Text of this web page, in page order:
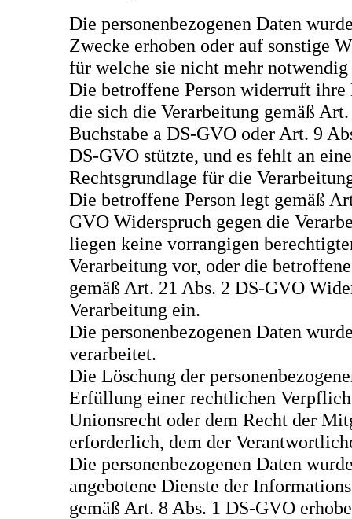
Die personenbezogenen Daten
Zwecke erhoben oder auf sonstige
für welche sie nicht mehr notwendig
Die betroffene Person widerruft
die sich die Verarbeitung gemäß
Buchstabe a DS-GVO oder Art. 9
DS-GVO stützte, und es fehlt an
Rechtsgrundlage für die
Die betroffene Person legt gemäß
GVO Widerspruch gegen die
liegen keine vorrangigen
Verarbeitung vor, oder die
gemäß Art. 21 Abs. 2 DS-GVO
Verarbeitung ein.
Die personenbezogenen Daten
verarbeitet.
Die Löschung der
Erfüllung einer rechtlichen
Unionsrecht oder dem Recht der
erforderlich, dem der
Die personenbezogenen Daten
angebotene Dienste der
gemäß Art. 8 Abs. 1 DS-GVO